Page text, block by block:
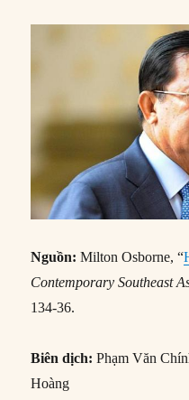
Nguồn:Milton Osborne, “
Contemporary Southeast
134-36.
Biên dịch:Phạm Văn
Hoàng